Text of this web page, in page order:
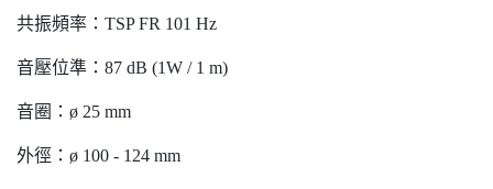
共振頻率：TSP FR 101 Hz
音壓位準：87 dB (1W / 1 m)
音圈：ø 25 mm
外徑：ø 100 - 124 mm